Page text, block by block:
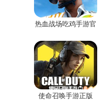
热血战场吃鸡手游官
使命召唤手游正版